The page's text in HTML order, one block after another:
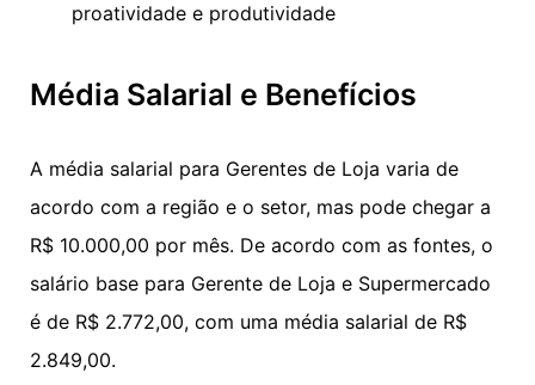
proatividade e produtividade
Média Salarial e Benefícios
A média salarial para Gerentes de Loja varia de
acordo com a região e o setor, mas pode chegar a
R$ 10.000,00 por mês. De acordo com as fontes, o
salário base para Gerente de Loja e Supermercado
é de R$ 2.772,00, com uma média salarial de R$
2.849,00.